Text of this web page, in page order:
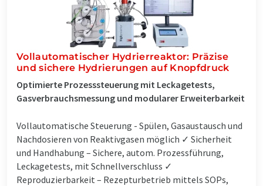
Vollautomatischer Hydrierreaktor: Präzise
und sichere Hydrierungen auf Knopfdruck
Optimierte Prozesssteuerung mit Leckagetests,
Gasverbrauchsmessung und modularer Erweiterbarkeit
Vollautomatische Steuerung - Spülen, Gasaustausch und
Nachdosieren von Reaktivgasen möglich ✓ Sicherheit
und Handhabung – Sichere, autom. Prozessführung,
Leckagetests, mit Schnellverschluss ✓
Reproduzierbarkeit – Rezepturbetrieb mittels SOPs,